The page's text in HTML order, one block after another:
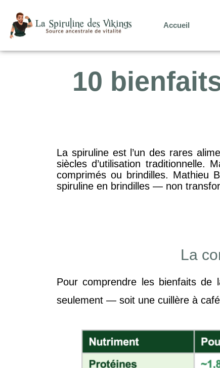
Accueil
10
La spiruline est l’un des rares
siècles d’utilisation
comprimés ou brindilles. Mathieu
spiruline en brindilles — non
La
Pour comprendre les bienfaits de
seulement — soit une cuillère à